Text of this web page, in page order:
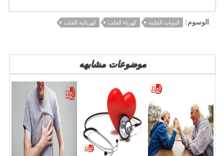
الوسوم: النوبات القلبية كهرباء القلب كهربائية القلب
موضوعات مشابهه